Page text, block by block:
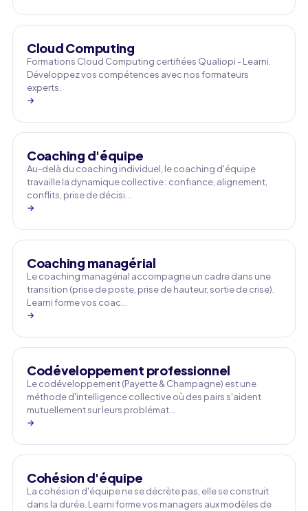
Cloud Computing
Formations Cloud Computing certifiées Qualiopi - Learni.
Développez vos compétences avec nos formateurs
experts.
→
Coaching d'équipe
Au-delà du coaching individuel, le coaching d'équipe
travaille la dynamique collective : confiance, alignement,
conflits, prise de décisi…
→
Coaching managérial
Le coaching managérial accompagne un cadre dans une
transition (prise de poste, prise de hauteur, sortie de crise).
Learni forme vos coac…
→
Codéveloppement professionnel
Le codéveloppement (Payette & Champagne) est une
méthode d'intelligence collective où des pairs s'aident
mutuellement sur leurs problémat…
→
Cohésion d'équipe
La cohésion d'équipe ne se décrète pas, elle se construit
dans la durée. Learni forme vos managers aux modèles de